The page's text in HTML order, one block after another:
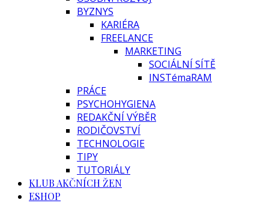
BYZNYS
KARIÉRA
FREELANCE
MARKETING
SOCIÁLNÍ SÍTĚ
INSTémaRAM
PRÁCE
PSYCHOHYGIENA
REDAKČNÍ VÝBĚR
RODIČOVSTVÍ
TECHNOLOGIE
TIPY
TUTORIÁLY
KLUB AKČNÍCH ŽEN
ESHOP